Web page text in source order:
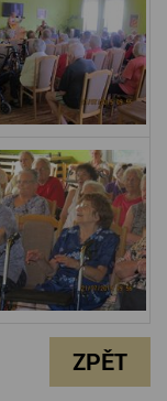
ZPĚT